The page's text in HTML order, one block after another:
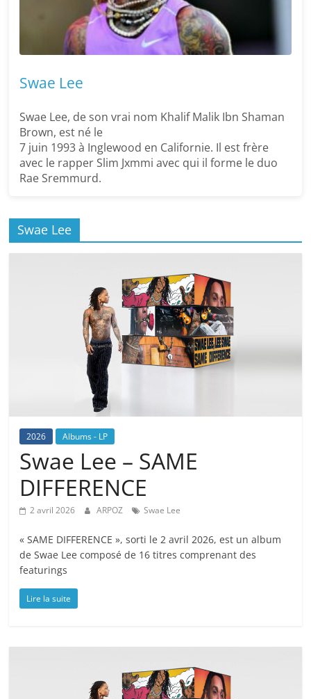
Swae Lee
Swae Lee, de son vrai nom Khalif Malik Ibn Shaman
Brown, est né le
7 juin 1993 à Inglewood en Californie. Il est frère
avec le rapper Slim Jxmmi avec qui il forme le duo
Rae Sremmurd.
Swae Lee
2026 Albums - LP
Swae Lee – SAME
DIFFERENCE
2 avril 2026 ARPOZ Swae Lee
« SAME DIFFERENCE », sorti le 2 avril 2026, est un album
de Swae Lee composé de 16 titres comprenant des
featurings
Lire la suite